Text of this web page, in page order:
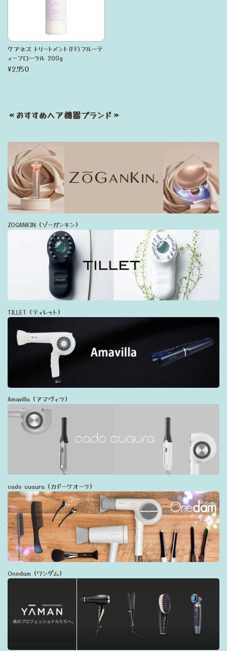
ケアネス トリートメント(FF)フルーテ
ィーフローラル 200g
¥2,750
≪おすすめヘア機器ブランド≫
ZOGANKIN（ゾーガンキン）
TILLET（ティレット）
Amavilla（アマヴィラ）
cado cuaura（カドークオーラ）
Onedam（ワンダム）